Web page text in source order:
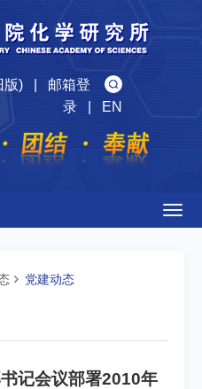
版)| 邮箱登
录| EN
党建动态
记会议部署2010年